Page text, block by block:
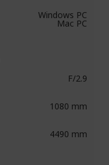
Windows PC
Mac PC
F/2.9
1080 mm
4490 mm